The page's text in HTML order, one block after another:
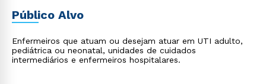
Público Alvo
Enfermeiros que atuam ou desejam atuar em UTI adulto,
pediátrica ou neonatal, unidades de cuidados
intermediários e enfermeiros hospitalares.